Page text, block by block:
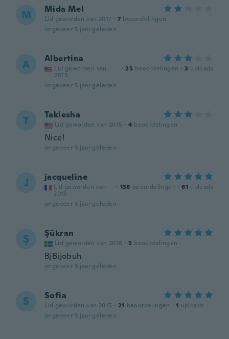
M Mida Mel
Lid geworden van 2017 · 7 beoordelingen
ongeveer 5 jaar geleden
A Albertina
Lid geworden van
2015
· 25 beoordelingen · 3 uploads
ongeveer 5 jaar geleden
T Takiesha
Lid geworden van 2015 · 4 beoordelingen
Nice!
ongeveer 5 jaar geleden
J jacqueline
Lid geworden van
2019
· 138 beoordelingen · 61 uploads
ongeveer 5 jaar geleden
Ş Şükran
Lid geworden van 2016 · 5 beoordelingen
BjBijobuh
ongeveer 5 jaar geleden
S Sofia
Lid geworden van 2015 · 21 beoordelingen · 1 uploads
ongeveer 5 jaar geleden